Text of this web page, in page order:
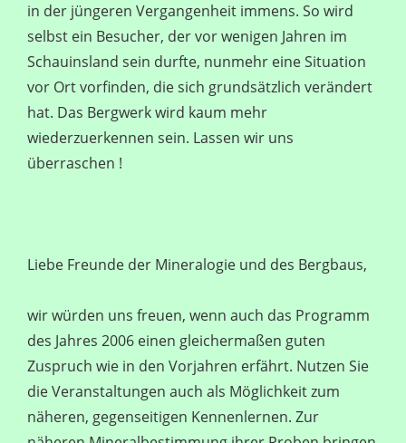
in der jüngeren Vergangenheit immens. So wird
selbst ein Besucher, der vor wenigen Jahren im
Schauinsland sein durfte, nunmehr eine Situation
vor Ort vorfinden, die sich grundsätzlich verändert
hat. Das Bergwerk wird kaum mehr
wiederzuerkennen sein. Lassen wir uns
überraschen !
Liebe Freunde der Mineralogie und des Bergbaus,
wir würden uns freuen, wenn auch das Programm
des Jahres 2006 einen gleichermaßen guten
Zuspruch wie in den Vorjahren erfährt. Nutzen Sie
die Veranstaltungen auch als Möglichkeit zum
näheren, gegenseitigen Kennenlernen. Zur